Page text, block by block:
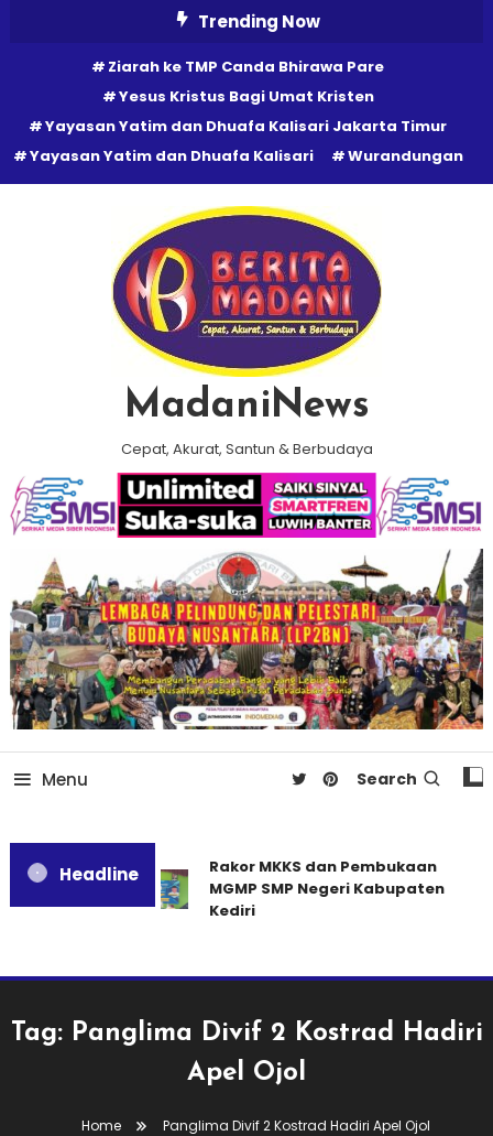
Trending Now
Ziarah ke TMP Canda Bhirawa Pare
Yesus Kristus Bagi Umat Kristen
Yayasan Yatim dan Dhuafa Kalisari Jakarta Timur
Yayasan Yatim dan Dhuafa Kalisari
Wurandungan
MadaniNews
Cepat, Akurat, Santun & Berbudaya
Menu Search
Headline
Rakor MKKS dan Pembukaan
MGMP SMP Negeri Kabupaten
Kediri
Tag: Panglima Divif 2 Kostrad Hadiri
Apel Ojol
Home Panglima Divif 2 Kostrad Hadiri Apel Ojol